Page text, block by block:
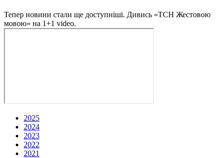
Тепер новини стали ще доступніші. Дивись «ТСН Жестовою
мовою» на 1+1 video.
2025
2024
2023
2022
2021